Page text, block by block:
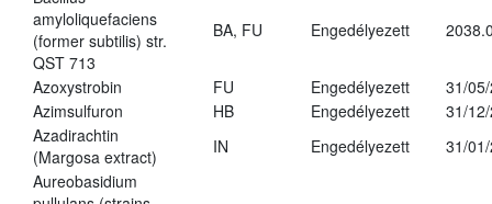
amyloliquefaciens
(former subtilis) str.
QST 713
BA, FU Engedélyezett
Azoxystrobin FU Engedélyezett
31/
Azimsulfuron
HB Engedélyezett
31/
Azadirachtin
(Margosa extract)
IN Engedélyezett
31/
Aureobasidium